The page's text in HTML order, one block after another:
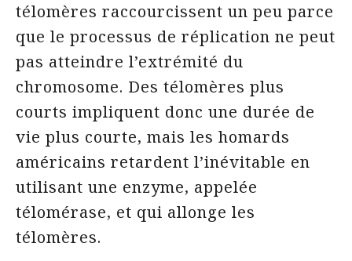
télomères raccourcissent un peu parce
que le processus de réplication ne peut
pas atteindre l’extrémité du
chromosome. Des télomères plus
courts impliquent donc une durée de
vie plus courte, mais les homards
américains retardent l’inévitable en
utilisant une enzyme, appelée
télomérase, et qui allonge les
télomères.